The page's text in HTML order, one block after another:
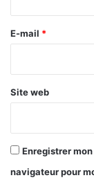
e
E-mail *
Site web
Enregistrer
navigateur pour